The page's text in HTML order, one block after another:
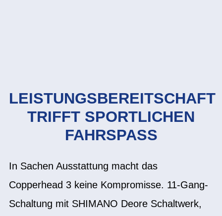
LEISTUNGSBEREITSCHAFT
TRIFFT SPORTLICHEN
FAHRSPASS
In Sachen Ausstattung macht das
Copperhead 3 keine Kompromisse. 11-Gang-
Schaltung mit SHIMANO Deore Schaltwerk,